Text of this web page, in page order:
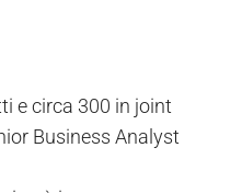
e circa 300 in joint
Business Analyst